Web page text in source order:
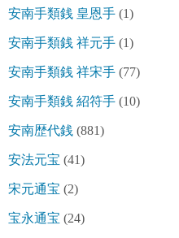
安南手類銭 皇恩手 (1)
安南手類銭 祥元手 (1)
安南手類銭 祥宋手 (77)
安南手類銭 紹符手 (10)
安南歴代銭 (881)
安法元宝 (41)
宋元通宝 (2)
宝永通宝 (24)